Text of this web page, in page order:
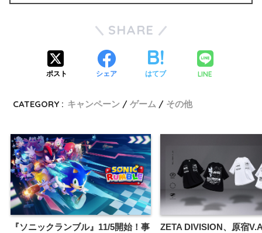
SHARE
ポスト シェア はてブ LINE
CATEGORY : キャンペーン ゲーム その他
『ソニックランブル』11/5開始！事
ZETA DIVISION、原宿